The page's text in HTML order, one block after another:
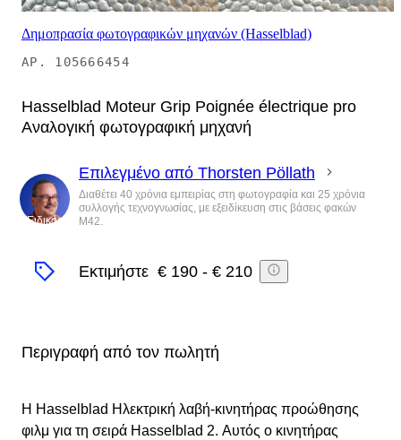
Δημοπρασία φωτογραφικών μηχανών (Hasselblad)
ΑΡ. 105666454
Hasselblad Moteur Grip Poignée électrique pro
Αναλογική φωτογραφική μηχανή
Ειδικός
Επιλεγμένο από Thorsten Pöllath
Διαθέτει 40 χρόνια εμπειρίας στη φωτογραφία και 25 χρόνια
συλλογής τεχνογνωσίας, με εξειδίκευση στις βάσεις φακών
M42.
Εκτιμήστε € 190 - € 210
Περιγραφή από τον πωλητή
Η Hasselblad Ηλεκτρική λαβή-κινητήρας προώθησης
φιλμ για τη σειρά Hasselblad 2. Αυτός ο κινητήρας